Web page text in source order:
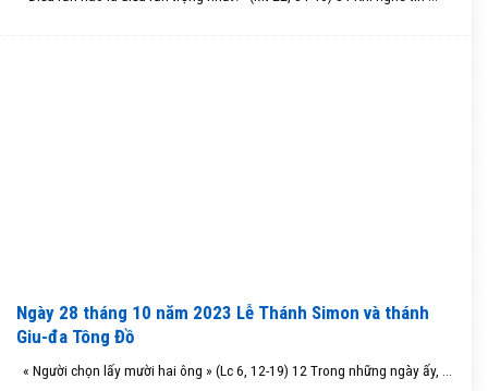
Ngày 28 tháng 10 năm 2023 Lễ Thánh Simon và thánh
Giu-đa Tông Đồ
« Người chọn lấy mười hai ông » (Lc 6, 12-19) 12 Trong những ngày ấy, ...